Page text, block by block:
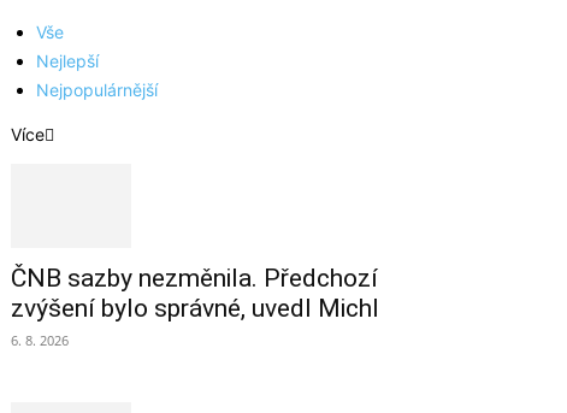
Vše
Nejlepší
Nejpopulárnější
Více
ČNB sazby nezměnila. Předchozí
zvýšení bylo správné, uvedl Michl
6. 8. 2026